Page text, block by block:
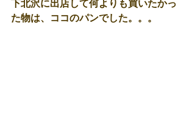
下北沢に出店して何よりも買いたかっ
た物は、ココのパンでした。。。